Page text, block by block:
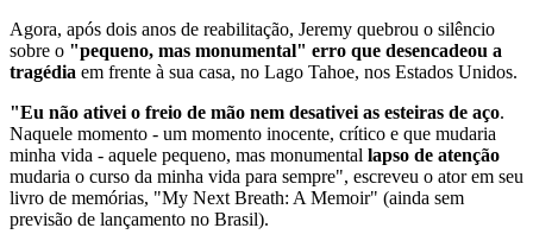
Agora, após dois anos de reabilitação, Jeremy quebrou o silêncio
sobre o "pequeno, mas monumental" erro que desencadeou ​a
tragédia em frente à sua casa, no Lago Tahoe, nos Estados Unidos.
"Eu não ativei o freio de ​mão nem desativei as esteiras de aço​.
Naquele momento ​- um momento inocente, crítico e que mudaria
minha vida ​- aquele pequeno, mas monumental lapso de atenção
mudaria o curso da minha vida para sempre​", escreveu o ator​ em seu
livro de memórias, "My Next Breath: A Memoir​" (ainda sem
previsão de lançamento no Brasil).